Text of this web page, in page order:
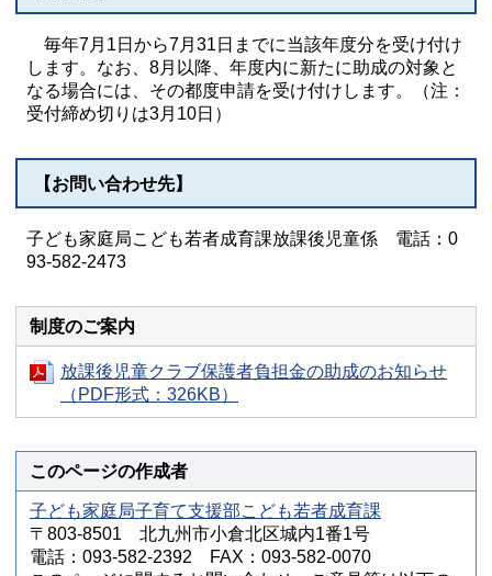
毎年7月1日から7月31日までに当該年度分を受け付け
します。なお、8月以降、年度内に新たに助成の対象と
なる場合には、その都度申請を受け付けします。（注：
受付締め切りは3月10日）
【お問い合わせ先】
子ども家庭局こども若者成育課放課後児童係 電話：0
93-582-2473
制度のご案内
放課後児童クラブ保護者負担金の助成のお知らせ
（PDF形式：326KB）
このページの作成者
子ども家庭局子育て支援部こども若者成育課
〒803-8501 北九州市小倉北区城内1番1号
電話：093-582-2392 FAX：093-582-0070